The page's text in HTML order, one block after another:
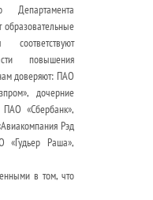
Департамента
образовательные
повышения
доверяют: ПАО
дочерние
ПАО «Сбербанк»,
Рэд
«Гудьер Раша»,
в том, что